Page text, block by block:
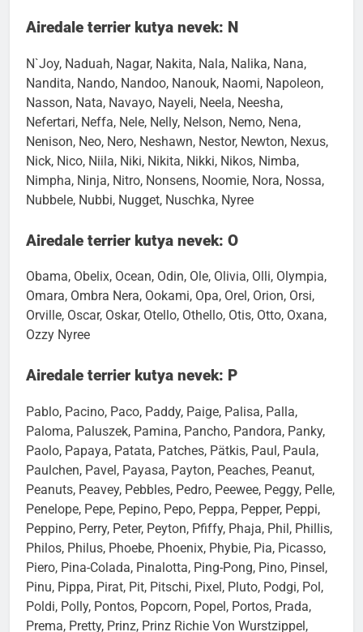
N`Joy, Naduah, Nagar, Nakita, Nala, Nalika, Nana,
Nandita, Nando, Nandoo, Nanouk, Naomi, Napoleon,
Nasson, Nata, Navayo, Nayeli, Neela, Neesha,
Nefertari, Neffa, Nele, Nelly, Nelson, Nemo, Nena,
Nenison, Neo, Nero, Neshawn, Nestor, Newton, Nexus,
Nick, Nico, Niila, Niki, Nikita, Nikki, Nikos, Nimba,
Nimpha, Ninja, Nitro, Nonsens, Noomie, Nora, Nossa,
Airedale terrier kutya nevek: O
Obama, Obelix, Ocean, Odin, Ole, Olivia, Olli, Olympia,
Omara, Ombra Nera, Ookami, Opa, Orel, Orion, Orsi,
Orville, Oscar, Oskar, Otello, Othello, Otis, Otto, Oxana,
Pablo, Pacino, Paco, Paddy, Paige, Palisa, Palla,
Paloma, Paluszek, Pamina, Pancho, Pandora, Panky,
Paolo, Papaya, Patata, Patches, Pätkis, Paul, Paula,
Paulchen, Pavel, Payasa, Payton, Peaches, Peanut,
Peanuts, Peavey, Pebbles, Pedro, Peewee, Peggy, Pelle,
Penelope, Pepe, Pepino, Pepo, Peppa, Pepper, Peppi,
Peppino, Perry, Peter, Peyton, Pfiffy, Phaja, Phil, Phillis,
Philos, Philus, Phoebe, Phoenix, Phybie, Pia, Picasso,
Piero, Pina-Colada, Pinalotta, Ping-Pong, Pino, Pinsel,
Pinu, Pippa, Pirat, Pit, Pitschi, Pixel, Pluto, Podgi, Pol,
Poldi, Polly, Pontos, Popcorn, Popel, Portos, Prada,